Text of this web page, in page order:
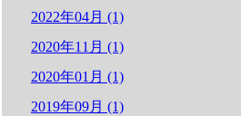
2022年04月 (1)
2020年11月 (1)
2020年01月 (1)
2019年09月 (1)